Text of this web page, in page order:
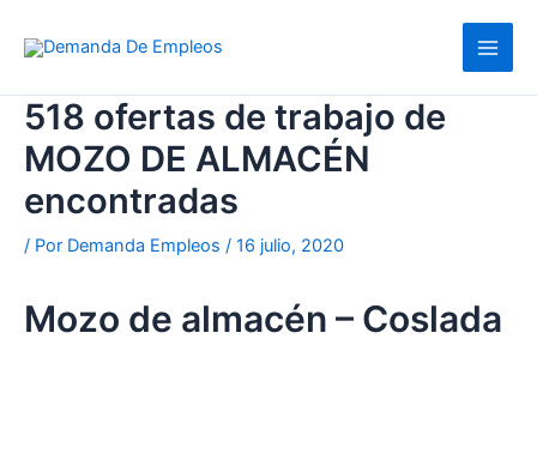
518 ofertas de trabajo de
MOZO DE ALMACÉN
encontradas
/ Por Demanda Empleos / 16 julio, 2020
Mozo de almacén – Coslada